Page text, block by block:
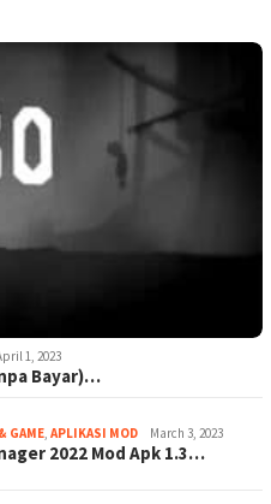
1, 2023
Bayar)…
GAME, APLIKASI MOD March 3, 2023
2022 Mod Apk 1.3…